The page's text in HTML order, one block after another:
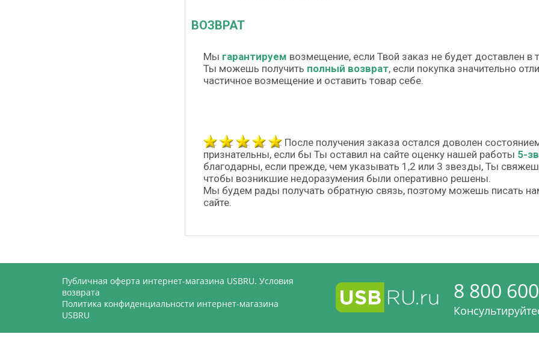
ВОЗВРАТ
Мы гарантируем возмещение, если Твой заказ не будет доставлен в
Ты можешь получить полный возврат, если покупка значительно
частичное возмещение и оставить товар себе.
После получения заказа остался доволен
признательны, если бы Ты оставил на сайте оценку нашей работы 5-
благодарны, если прежде, чем указывать 1,2 или 3 звезды, Ты
чтобы возникшие недоразумения были оперативно решены.
Мы будем рады получать обратную связь, поэтому можешь писать
сайте.
Публичная оферта интернет-магазина USBRU. Условия
возврата
Политика конфиденциальности интернет-магазина
USBRU
8 800